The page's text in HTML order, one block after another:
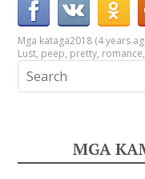
Mga kataga2018 (4 years
Lust, peep, pretty, romance,
MGA